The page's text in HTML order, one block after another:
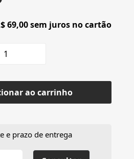
69,00 sem juros no cartão
ao carrinho
e prazo de entrega